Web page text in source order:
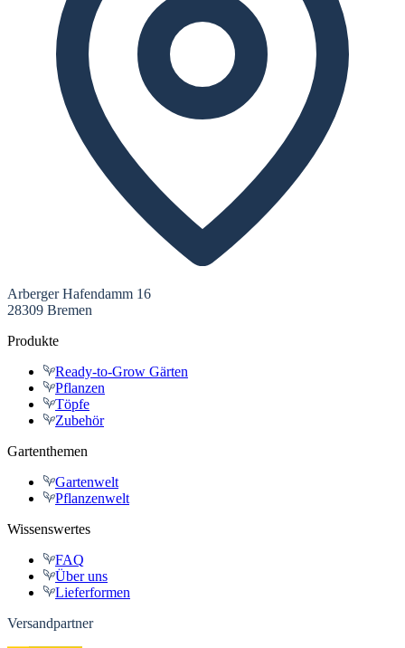
Arberger Hafendamm 16
28309 Bremen
Produkte
Ready-to-Grow Gärten
Pflanzen
Töpfe
Zubehör
Gartenthemen
Gartenwelt
Pflanzenwelt
Wissenswertes
FAQ
Über uns
Lieferformen
Versandpartner